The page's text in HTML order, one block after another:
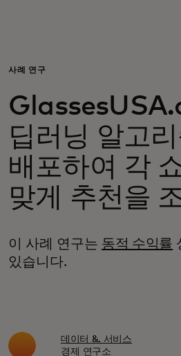
비즈니스 고객
모두를 위한 가치
이노베이터
뉴스 & 인사이트
사례 연구
딥러닝 알고
배포하여 각
맞게 추천을
이 사례 연구는 동적 수익률
있습니다.
데이터 &. 서비스
경제 연구소